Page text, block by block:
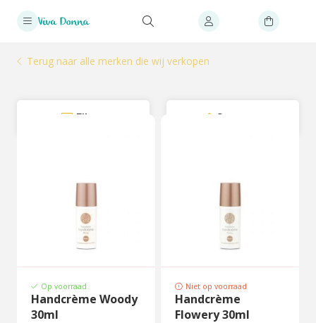
Terug naar alle merken die wij verkopen
Filter Sorteer
Op voorraad
Handcrème Woody
30ml
Niet op voorraad
Handcrème
Flowery 30ml